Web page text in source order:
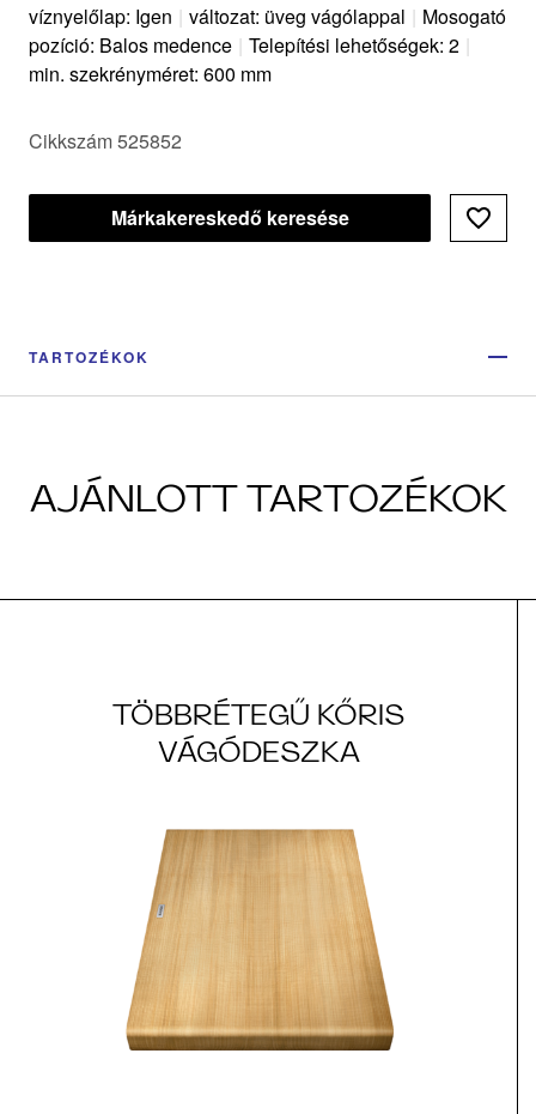
víznyelőlap: Igen | változat: üveg vágólappal | Mosogató
pozíció: Balos medence | Telepítési lehetőségek: 2 |
min. szekrényméret: 600 mm
Cikkszám 525852
Márkakereskedő keresése
TARTOZÉKOK
AJÁNLOTT TARTOZÉKOK
TÖBBRÉTEGŰ KŐRIS
VÁGÓDESZKA